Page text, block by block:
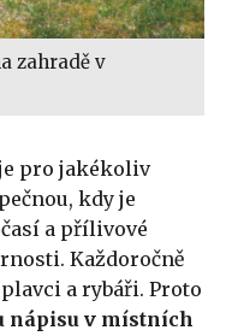
zahradě v
pro jakékoliv
kdy je
a přílivové
Každoročně
a rybáři. Proto
nápisu v místních